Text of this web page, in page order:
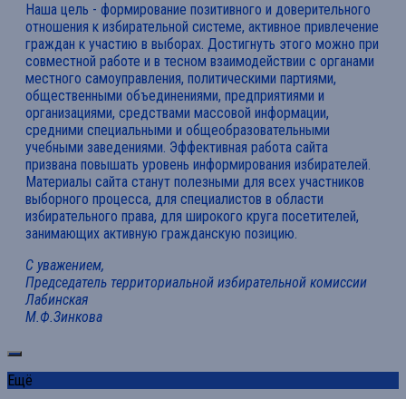
Наша цель - формирование позитивного и доверительного
отношения к избирательной системе, активное привлечение
граждан к участию в выборах. Достигнуть этого можно при
совместной работе и в тесном взаимодействии с органами
местного самоуправления, политическими партиями,
общественными объединениями, предприятиями и
организациями, средствами массовой информации,
средними специальными и общеобразовательными
учебными заведениями. Эффективная работа сайта
призвана повышать уровень информирования избирателей.
Материалы сайта станут полезными для всех участников
выборного процесса, для специалистов в области
избирательного права, для широкого круга посетителей,
занимающих активную гражданскую позицию.
С уважением,
Председатель территориальной избирательной комиссии
Лабинская
М.Ф.Зинкова
Ещё